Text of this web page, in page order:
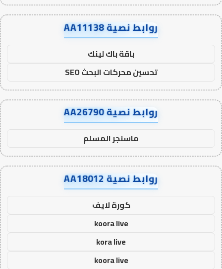
روابط نصية AA11138
باقة باك لينك
تحسين محركات البحث SEO
روابط نصية AA26790
ماسنجر المسلم
روابط نصية AA18012
كورة لايف
koora live
kora live
koora live